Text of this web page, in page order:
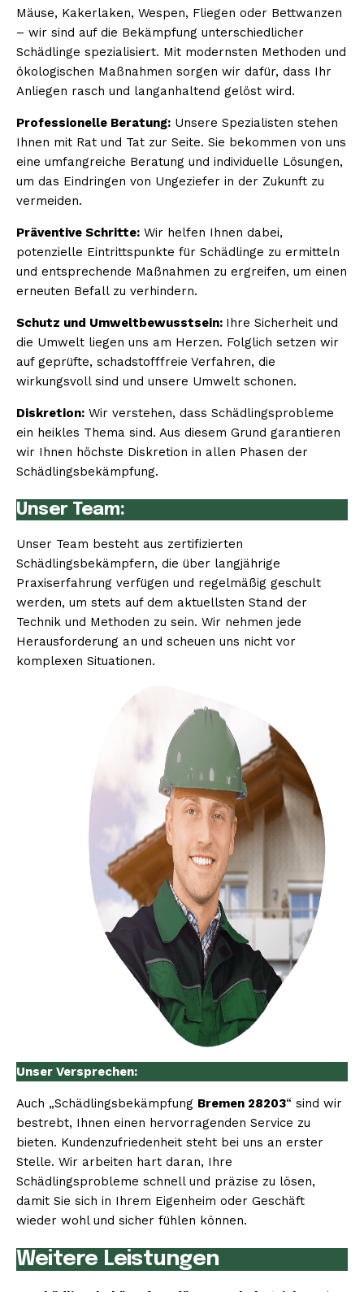
Mäuse, Kakerlaken, Wespen, Fliegen oder Bettwanzen
– wir sind auf die Bekämpfung unterschiedlicher
Schädlinge spezialisiert. Mit modernsten Methoden und
ökologischen Maßnahmen sorgen wir dafür, dass Ihr
Anliegen rasch und langanhaltend gelöst wird.
Professionelle Beratung: Unsere Spezialisten stehen
Ihnen mit Rat und Tat zur Seite. Sie bekommen von uns
eine umfangreiche Beratung und individuelle Lösungen,
um das Eindringen von Ungeziefer in der Zukunft zu
vermeiden.
Präventive Schritte: Wir helfen Ihnen dabei,
potenzielle Eintrittspunkte für Schädlinge zu ermitteln
und entsprechende Maßnahmen zu ergreifen, um einen
erneuten Befall zu verhindern.
Schutz und Umweltbewusstsein: Ihre Sicherheit und
die Umwelt liegen uns am Herzen. Folglich setzen wir
auf geprüfte, schadstofffreie Verfahren, die
wirkungsvoll sind und unsere Umwelt schonen.
Diskretion: Wir verstehen, dass Schädlingsprobleme
ein heikles Thema sind. Aus diesem Grund garantieren
wir Ihnen höchste Diskretion in allen Phasen der
Schädlingsbekämpfung.
Unser Team:
Unser Team besteht aus zertifizierten
Schädlingsbekämpfern, die über langjährige
Praxiserfahrung verfügen und regelmäßig geschult
werden, um stets auf dem aktuellsten Stand der
Technik und Methoden zu sein. Wir nehmen jede
Herausforderung an und scheuen uns nicht vor
komplexen Situationen.
Unser Versprechen:
Auch „Schädlingsbekämpfung Bremen 28203“ sind wir
bestrebt, Ihnen einen hervorragenden Service zu
bieten. Kundenzufriedenheit steht bei uns an erster
Stelle. Wir arbeiten hart daran, Ihre
Schädlingsprobleme schnell und präzise zu lösen,
damit Sie sich in Ihrem Eigenheim oder Geschäft
wieder wohl und sicher fühlen können.
Weitere Leistungen